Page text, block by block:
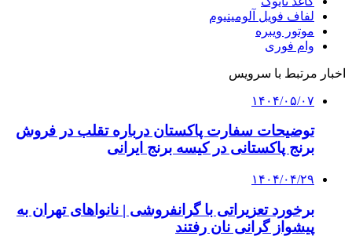
لفاف فویل آلومینیوم
موتور ویبره
وام فوری
اخبار مرتبط با سرویس
۱۴۰۴/۰۵/۰۷
توضیحات سفارت پاکستان درباره تقلب در فروش
برنج پاکستانی در کیسه برنج ایرانی
۱۴۰۴/۰۴/۲۹
برخورد تعزیراتی با گرانفروشی | نانواهای تهران به
پیشواز گرانی نان رفتند